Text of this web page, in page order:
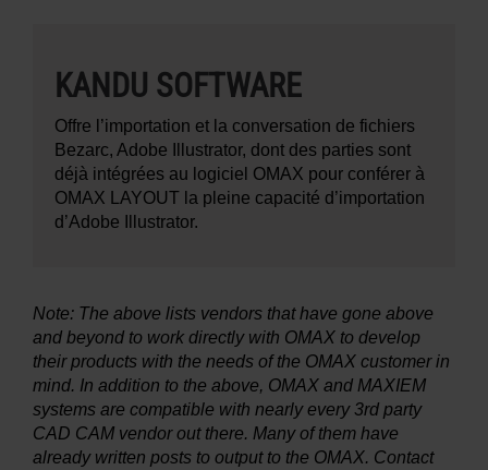
KANDU SOFTWARE
Offre l’importation et la conversation de fichiers
Bezarc, Adobe Illustrator, dont des parties sont
déjà intégrées au logiciel OMAX pour conférer à
OMAX LAYOUT la pleine capacité d’importation
d’Adobe Illustrator.
Note: The above lists vendors that have gone above
and beyond to work directly with OMAX to develop
their products with the needs of the OMAX customer in
mind. In addition to the above, OMAX and MAXIEM
systems are compatible with nearly every 3rd party
CAD CAM vendor out there. Many of them have
already written posts to output to the OMAX. Contact